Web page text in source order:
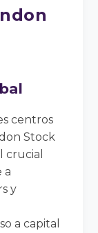
centros
Stock
crucial
a
y
a capital